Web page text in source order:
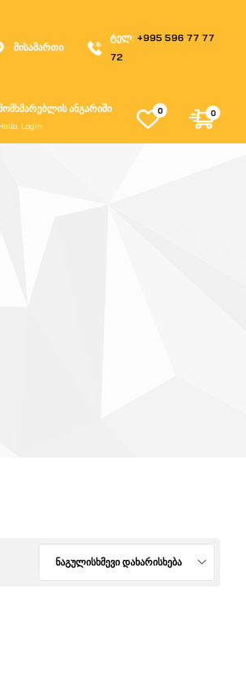
მისამართი
ტელ: +995 596 77 77
72
ანგარიში
Login
0 0
ნაგულისხმევი დახარისხება